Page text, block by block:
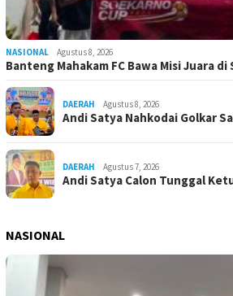
NASIONAL Agustus 8, 2026
Banteng Mahakam FC Bawa Misi Juara
DAERAH Agustus 8, 2026
Andi Satya Nahkodai Golkar
DAERAH Agustus 7, 2026
Andi Satya Calon Tunggal
NASIONAL